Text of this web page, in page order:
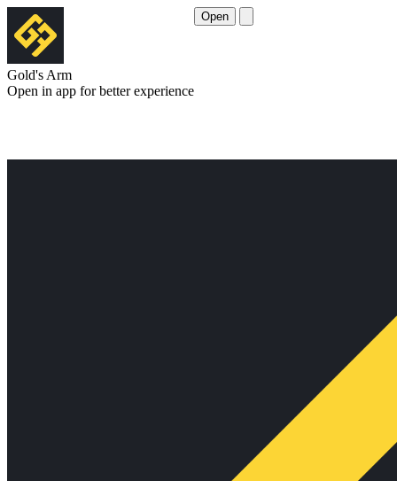
Gold's Arm
Open in app for better experience
Open